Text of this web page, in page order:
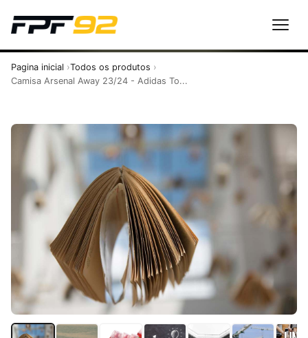
Pagina inicial
Todos os produtos
Camisa Arsenal Away 23/24 - Adidas To...